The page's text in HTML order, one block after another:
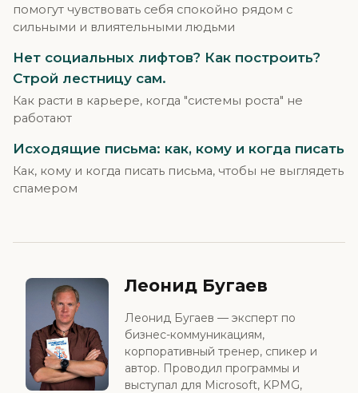
помогут чувствовать себя спокойно рядом с
сильными и влиятельными людьми
Нет социальных лифтов? Как построить?
Строй лестницу сам.
Как расти в карьере, когда "системы роста" не
работают
Исходящие письма: как, кому и когда писать
Как, кому и когда писать письма, чтобы не выглядеть
спамером
Леонид Бугаев
Леонид Бугаев — эксперт по
бизнес-коммуникациям,
корпоративный тренер, спикер и
автор. Проводил программы и
выступал для Microsoft, KPMG,